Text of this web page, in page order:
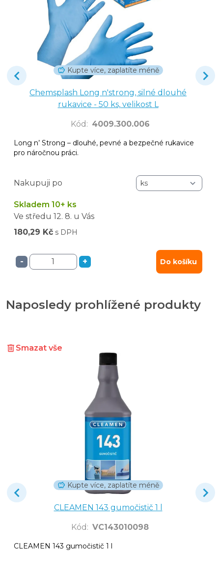
Kupte více, zaplatíte méně
Chemsplash Long n'strong, silné dlouhé
rukavice - 50 ks, velikost L
Kód : 4009.300.006
Long n’ Strong – dlouhé, pevné a bezpečné rukavice
pro náročnou práci.
Nakupuji po
Skladem 10+ ks
Ve středu 12. 8. u Vás
180,29 Kč s DPH
- + Do košíku
Naposledy prohlížené produkty
Smazat vše
Kupte více, zaplatíte méně
CLEAMEN 143 gumočistič 1 l
Kód : VC143010098
CLEAMEN 143 gumočistič 1 l